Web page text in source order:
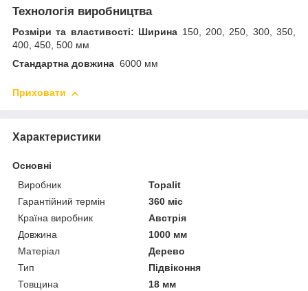
Технологія виробництва
Розміри та властивості: Ширина 150, 200, 250, 300, 350,
400, 450, 500 мм
Стандартна довжина 6000 мм
Приховати
Характеристики
Основні
Виробник
Topalit
Гарантійний термін
360 міс
Країна виробник
Австрія
Довжина
1000 мм
Матеріал
Дерево
Тип
Підвіконня
Товщина
18 мм